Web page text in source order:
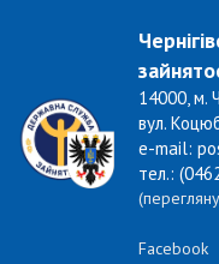
14000, м.
вул.
e-mail:
тел.:
Facebook